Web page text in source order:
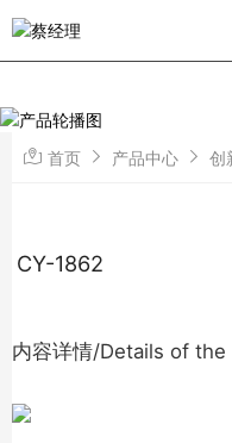
首页 产品中心 创
CY-1862
内容详情/Details of